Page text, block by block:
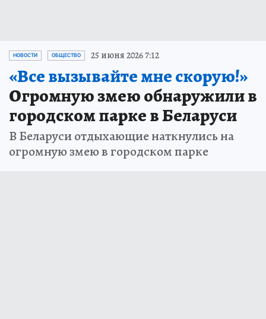
НОВОСТИ ОБЩЕСТВО 25 июня 2026 7:12
«Все вызывайте мне скорую!»
Огромную змею обнаружили в
городском парке в Беларуси
В Беларуси отдыхающие наткнулись на
огромную змею в городском парке